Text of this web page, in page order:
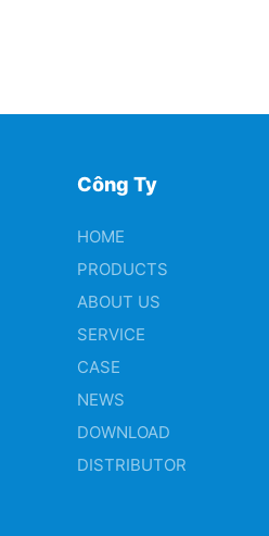
Công Ty
HOME
PRODUCTS
ABOUT US
SERVICE
CASE
NEWS
DOWNLOAD
DISTRIBUTOR